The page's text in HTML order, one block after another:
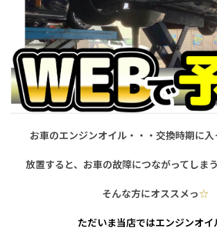
お車のエンジンオイル・・・交換時期に入
放置すると、お車の故障につながってしま
そんな方にオススメっ☆
ただいま当店ではエンジンオイ